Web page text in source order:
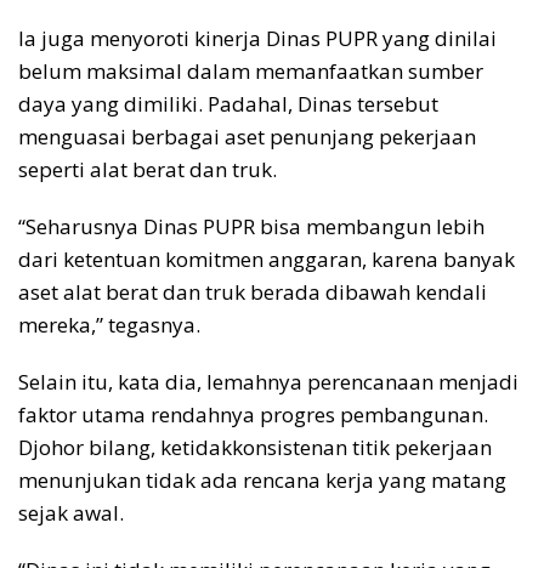
Ia juga menyoroti kinerja Dinas PUPR yang dinilai
belum maksimal dalam memanfaatkan sumber
daya yang dimiliki. Padahal, Dinas tersebut
menguasai berbagai aset penunjang pekerjaan
seperti alat berat dan truk.
“Seharusnya Dinas PUPR bisa membangun lebih
dari ketentuan komitmen anggaran, karena banyak
aset alat berat dan truk berada dibawah kendali
mereka,” tegasnya.
Selain itu, kata dia, lemahnya perencanaan menjadi
faktor utama rendahnya progres pembangunan.
Djohor bilang, ketidakkonsistenan titik pekerjaan
menunjukan tidak ada rencana kerja yang matang
sejak awal.